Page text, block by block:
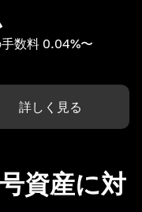
数料 0.04%〜
詳しく見る
資産に対